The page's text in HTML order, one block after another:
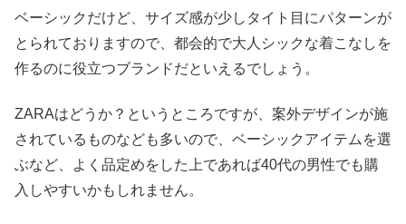
ベーシックだけど、サイズ感が少しタイト目にパターンが
とられておりますので、都会的で大人シックな着こなしを
作るのに役立つブランドだといえるでしょう。
ZARAはどうか？というところですが、案外デザインが施
されているものなども多いので、ベーシックアイテムを選
ぶなど、よく品定めをした上であれば40代の男性でも購
入しやすいかもしれません。